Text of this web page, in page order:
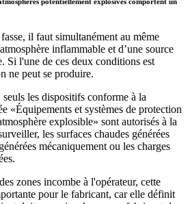
il faut simultanément au même
inflammable et d’une source
Si l'une de ces deux conditions est
ne peut se produire.
les dispositifs conforme à la
«Équipements et systèmes de protection
explosible» sont autorisés à la
les surfaces chaudes générées
mécaniquement ou les charges
zones incombe à l'opérateur, cette
pour le fabricant, car elle définit